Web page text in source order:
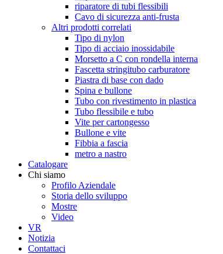
riparatore di tubi flessibili
Cavo di sicurezza anti-frusta
Altri prodotti correlati
Tipo di nylon
Tipo di acciaio inossidabile
Morsetto a C con rondella interna
Fascetta stringitubo carburatore
Piastra di base con dado
Spina e bullone
Tubo con rivestimento in plastica
Tubo flessibile e tubo
Vite per cartongesso
Bullone e vite
Fibbia a fascia
metro a nastro
Catalogare
Chi siamo
Profilo Aziendale
Storia dello sviluppo
Mostre
Video
VR
Notizia
Contattaci